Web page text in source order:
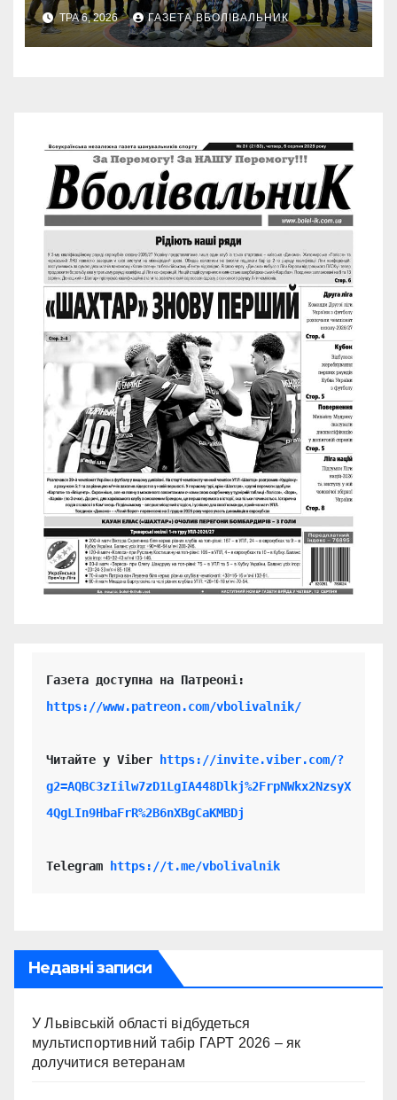
ТРА 6, 2026 ГАЗЕТА ВБОЛІВАЛЬНИК
https://www.patreon.com/vbolivalnik/
Читайте у Viber
https://invite.viber.com/?
g2=AQBC3zIilw7zD1LgIA448Dlkj%2FrpNWkx2NzsyX
4QgLIn9HbaFrR%2B6nXBgCaKMBDj
Telegram https://t.me/vbolivalnik
Недавні записи
У Львівській області відбудеться
мультиспортивний табір ГАРТ 2026 – як
долучитися ветеранам